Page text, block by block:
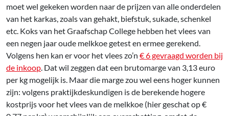
moet wel gekeken worden naar de prijzen van alle onderdelen
van het karkas, zoals van gehakt, biefstuk, sukade, schenkel
etc. Koks van het Graafschap College hebben het vlees van
een negen jaar oude melkkoe getest en ermee gerekend.
Volgens hen kan er voor het vlees zo’n € 6 gevraagd worden bij
de inkoop. Dat wil zeggen dat een brutomarge van 3,13 euro
per kg mogelijk is. Maar die marge zou wel eens hoger kunnen
zijn: volgens praktijkdeskundigen is de berekende hogere
kostprijs voor het vlees van de melkkoe (hier geschat op €